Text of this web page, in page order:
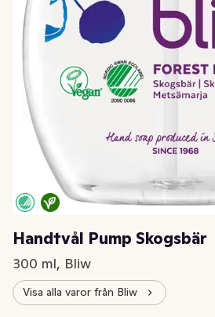
Handtvål Pump Skogsbär
300 ml, Bliw
Visa alla varor från Bliw